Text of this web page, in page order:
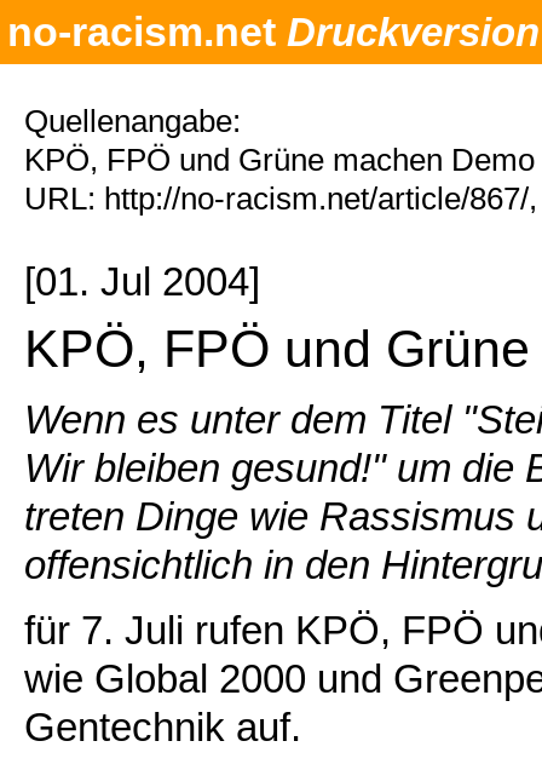
no-racism.net Druckversion
Quellenangabe:
KPÖ, FPÖ und Grüne machen
URL: http://no-racism.net/article/
[01. Jul 2004]
KPÖ, FPÖ und
Wenn es unter dem Titel
Wir bleiben gesund!" um die
treten Dinge wie Rassismus
offensichtlich in den
für 7. Juli rufen KPÖ, FPÖ
wie Global 2000 und
Gentechnik auf.